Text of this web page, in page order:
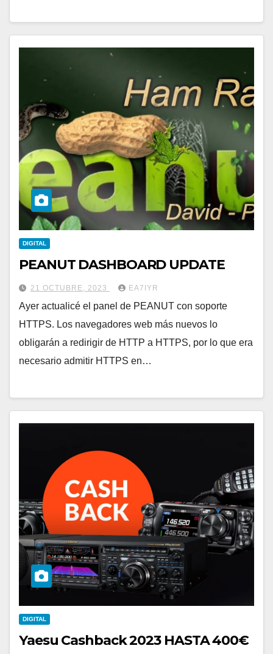
DIGITAL
PEANUT DASHBOARD UPDATE
21 OCTUBRE, 2023 EA7IYR
Ayer actualicé el panel de PEANUT con soporte
HTTPS. Los navegadores web más nuevos lo
obligarán a redirigir de HTTP a HTTPS, por lo que era
necesario admitir HTTPS en…
DIGITAL
Yaesu Cashback 2023 HASTA 400€